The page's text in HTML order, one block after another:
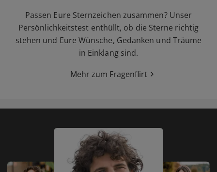
Passen Eure Sternzeichen zusammen? Unser
Persönlichkeitstest enthüllt, ob die Sterne richtig
stehen und Eure Wünsche, Gedanken und Träume
in Einklang sind.
Mehr zum Fragenflirt